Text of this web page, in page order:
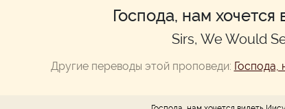
Господа, нам хочется
Sirs, We Would
Другие переводы этой проповеди: Господа,